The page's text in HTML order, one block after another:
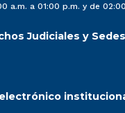
a.m. a 01:00 p.m. y de
Judiciales y Sedes